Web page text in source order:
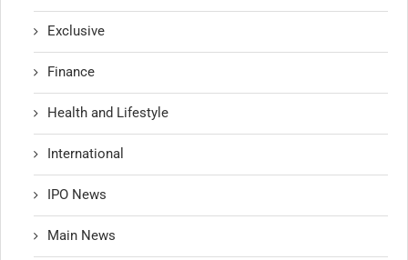
Exclusive
Finance
Health and Lifestyle
International
IPO News
Main News